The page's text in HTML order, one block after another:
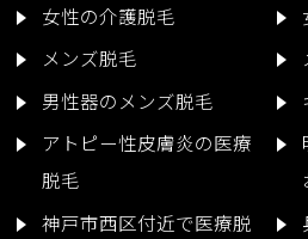
女性の介護脱毛
メンズ脱毛
男性器のメンズ脱毛
アトピー性皮膚炎の医療
脱毛
神戸市西区付近で医療脱